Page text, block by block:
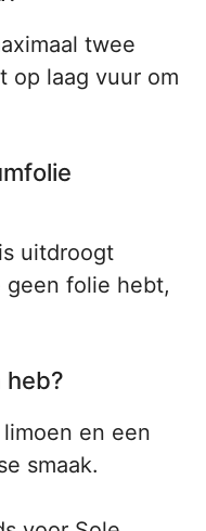
twee
op laag vuur om
uitdroogt
folie hebt,
heb?
en een
smaak.